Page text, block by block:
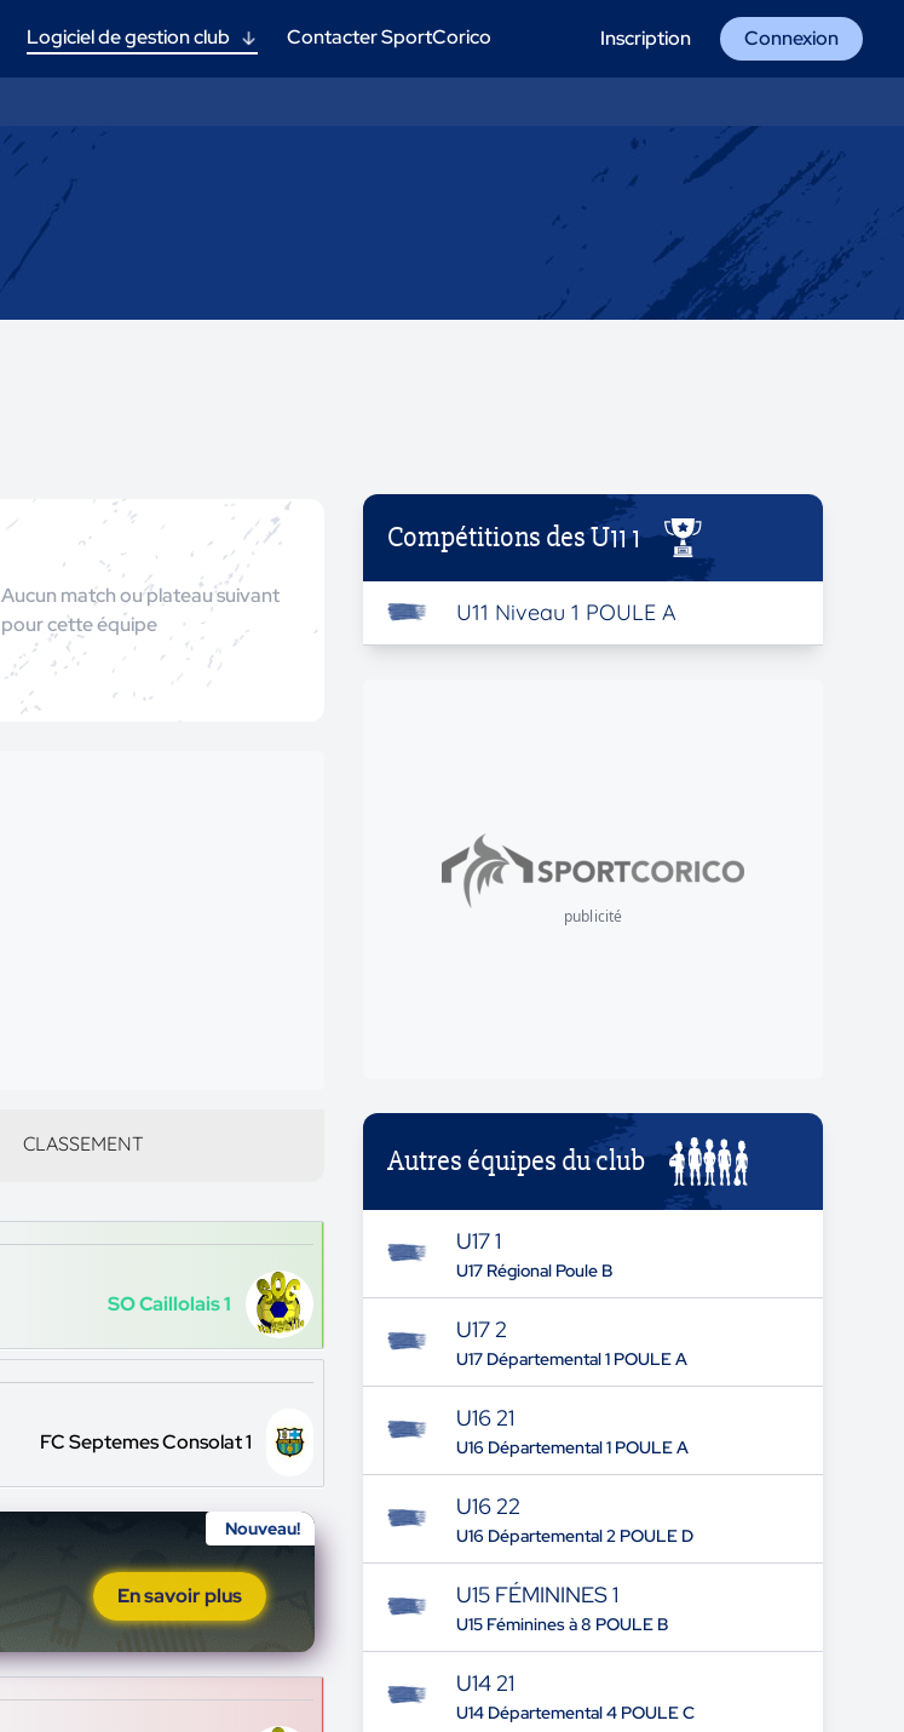
Logiciel de gestion club Contacter SportCorico Inscription Connexion
Aucun match ou plateau suivant
pour cette équipe
CLASSEMENT
SO Caillolais 1
FC Septemes Consolat 1
Nouveau!
En savoir plus
Compétitions des U11 1
U11 Niveau 1 POULE A
publicité
Autres équipes du club
U17 1
U17 Régional Poule B
U17 2
U17 Départemental 1 POULE A
U16 21
U16 Départemental 1 POULE A
U16 22
U16 Départemental 2 POULE D
U15 FÉMININES 1
U15 Féminines à 8 POULE B
U14 21
U14 Départemental 4 POULE C